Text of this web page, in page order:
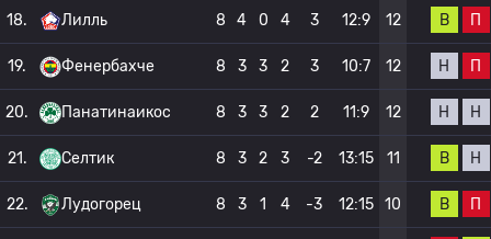
18. Лилль 8 4 0 4 3 12:9 12 В П
19. Фенербахче 8 3 3 2 3 10:7 12 Н П
20. Панатинаикос 8 3 3 2 2 11:9 12 Н Н
21. Селтик 8 3 2 3 -2 13:15 11 В Н
22. Лудогорец 8 3 1 4 -3 12:15 10 В П